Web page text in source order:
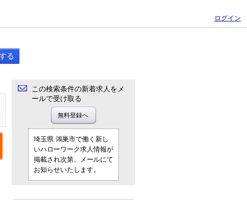
ログイン
この検索条件の新着求人をメ
ールで受け取る
埼玉県 鴻巣市で働く新し
いハローワーク求人情報が
掲載され次第、メールにて
お知らせいたします。